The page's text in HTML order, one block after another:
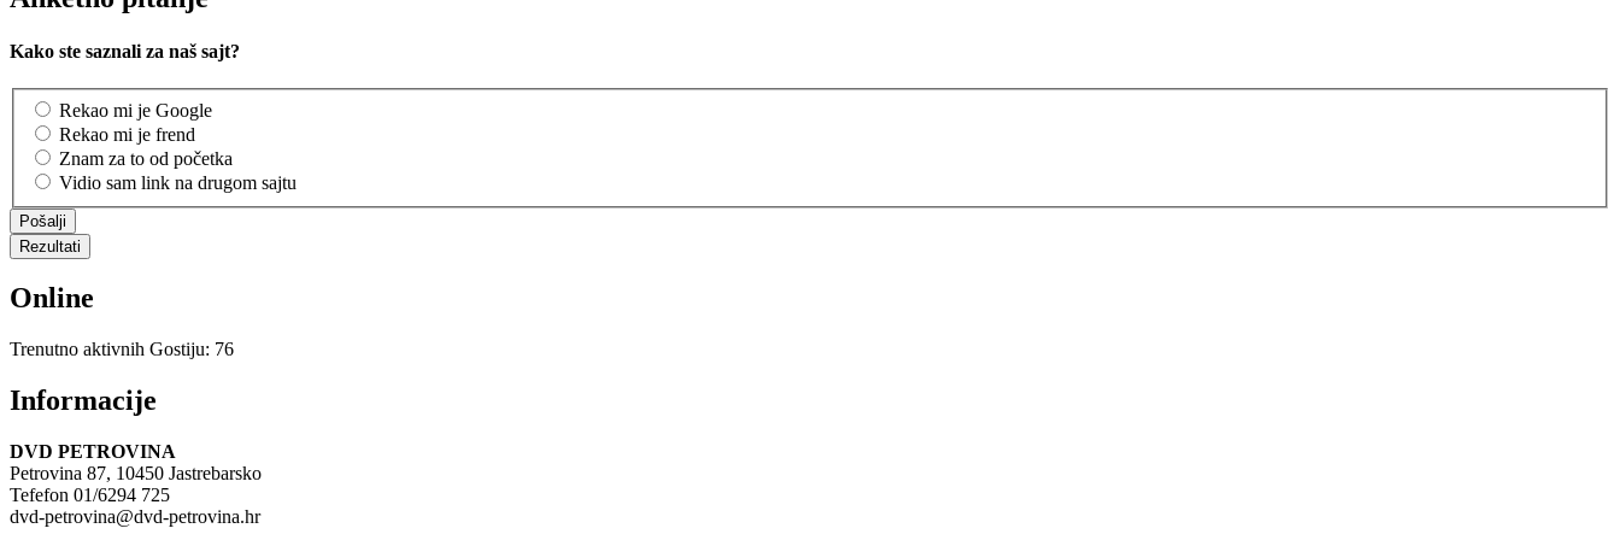
Kako ste saznali za naš sajt?
Rekao mi je Google
Rekao mi je frend
Znam za to od početka
Vidio sam link na drugom sajtu
Online
Trenutno aktivnih Gostiju: 76
Informacije
DVD PETROVINA
Petrovina 87, 10450 Jastrebarsko
Tefefon 01/6294 725
dvd-petrovina@dvd-petrovina.hr